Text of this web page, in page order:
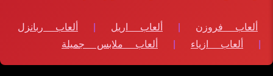
ألعاب فروزن | ألعاب اريل |
ألعاب ربانزل
|
ألعاب ازياء | ألعاب ملابس جميلة